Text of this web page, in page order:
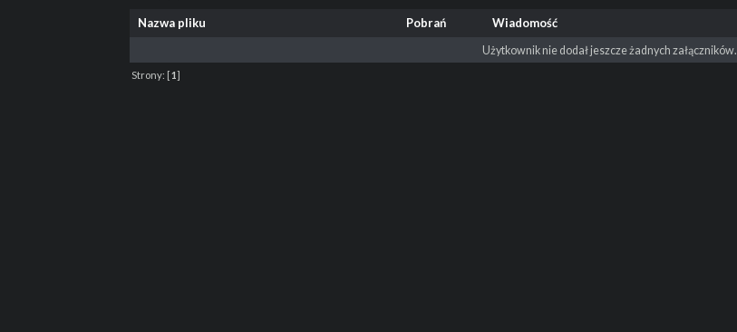
Nazwa pliku Pobrań Wiadomość
Użytkownik nie dodał jeszcze żadnych załączników.
Strony: [1]